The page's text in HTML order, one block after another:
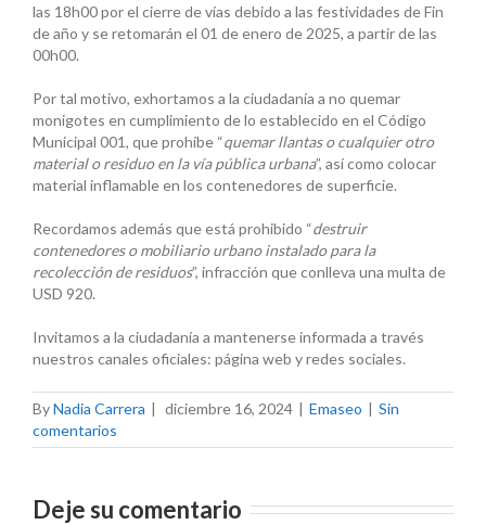
las 18h00 por el cierre de vías debido a las festividades de Fin
de año y se retomarán el 01 de enero de 2025, a partir de las
00h00.
Por tal motivo, exhortamos a la ciudadanía a no quemar
monigotes en cumplimiento de lo establecido en el Código
Municipal 001, que prohíbe “quemar llantas o cualquier otro
material o residuo en la vía pública urbana”, así como colocar
material inflamable en los contenedores de superficie.
Recordamos además que está prohibido “destruir
contenedores o mobiliario urbano instalado para la
recolección de residuos”, infracción que conlleva una multa de
USD 920.
Invitamos a la ciudadanía a mantenerse informada a través
nuestros canales oficiales: página web y redes sociales.
ByNadia Carrera | diciembre 16, 2024 | Emaseo | Sin
comentarios
Deje su comentario